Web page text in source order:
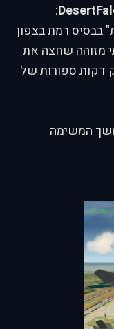
:
בבסיס רמת בצפון
מזוהה שחצה את
דקות ספורות של
המשימה